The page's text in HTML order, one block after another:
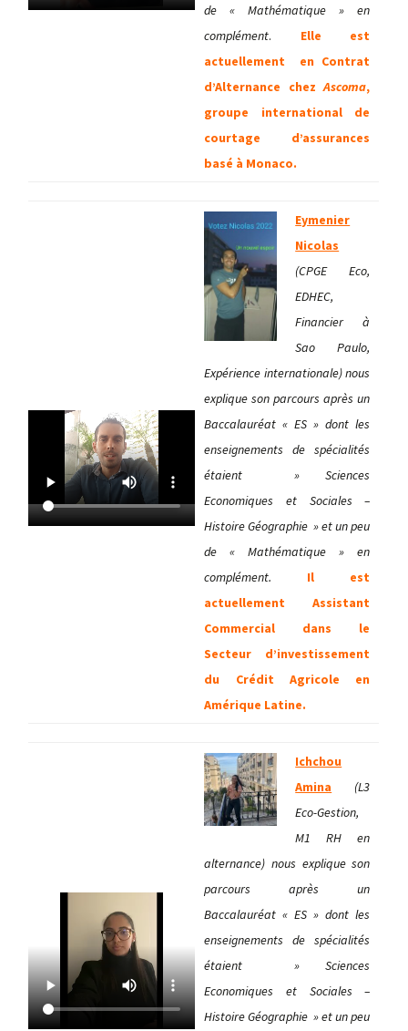
de « Mathématique » en
complément. Elle est
actuellement en Contrat
d’Alternance chezAscoma,
groupe international de
courtage d’assurances
basé à Monaco.
Eymenier
Nicolas
(CPGE Eco,
EDHEC,
Financier à
Sao Paulo,
Expérience internationale) nous
explique son parcours après un
Baccalauréat « ES » dont les
enseignements de spécialités
étaient » Sciences
Economiques et Sociales –
Histoire Géographie » et un peu
de « Mathématique » en
complément.
Il est
actuellement Assistant
Commercial dans le
Secteur d’investissement
du Crédit Agricole en
Amérique Latine.
Ichchou
Amina
(L3
Eco-Gestion,
M1 RH en
alternance) nous explique son
parcours après un
Baccalauréat « ES » dont les
enseignements de spécialités
étaient » Sciences
Economiques et Sociales –
Histoire Géographie » et un peu